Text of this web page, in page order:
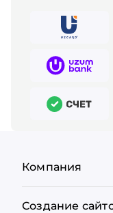
Компания
Создание